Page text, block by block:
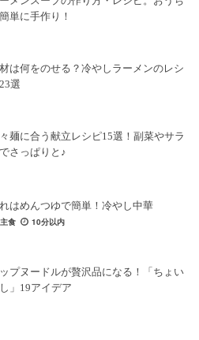
単に手作り！
は何をのせる？冷やしラーメンのレシ
選
麺に合う献立レシピ15選！副菜やサラ
さっぱりと♪
はめんつゆで簡単！冷やし中華
主食 10分以内
プヌードルが贅沢品になる！「ちょい
」19アイデア